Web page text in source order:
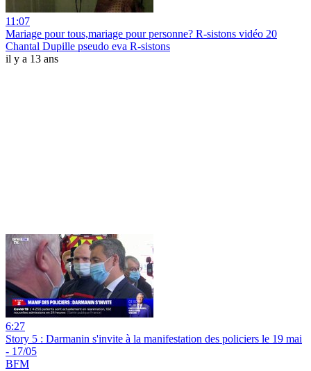
11:07
Mariage pour tous,mariage pour personne? R-sistons vidéo 20
Chantal Dupille pseudo eva R-sistons
il y a 13 ans
6:27
Story 5 : Darmanin s'invite à la manifestation des policiers le 19 mai
- 17/05
BFM